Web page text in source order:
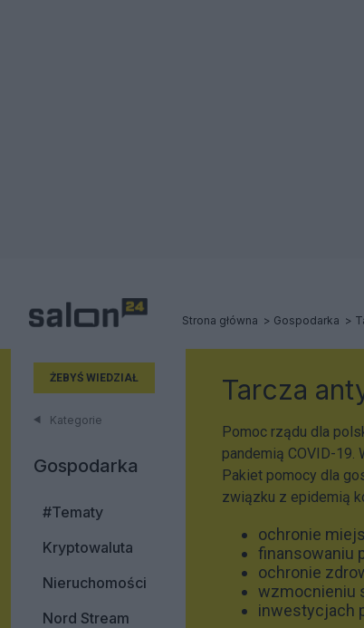
Strona główna Gospodarka
ŻEBYŚ WIEDZIAŁ
Kategorie
Gospodarka
#Tematy
Kryptowaluta
Nieruchomości
Nord Stream
Tarcza
Pomoc rządu dla
pandemią COVID-19.
Pakiet pomocy dla
związku z epidemią
ochronie
finansowaniu
ochronie
wzmocnieniu
inwestycjach